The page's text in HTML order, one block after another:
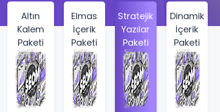
Altın
Kalem
Paketi
Elmas
İçerik
Paketi
Stratejik
Yazılar
Paketi
Dinamik
İçerik
Paketi